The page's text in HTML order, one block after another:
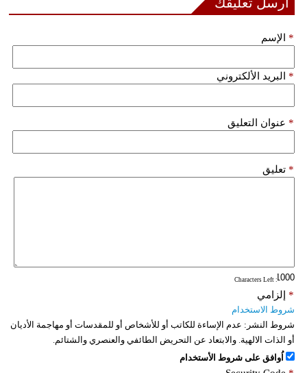
فيديو
الإسم *
البريد الألكتروني *
عنوان التعليق *
تعليق *
: Characters Left
إلزامي *
شروط الاستخدام
شروط النشر: عدم الإساءة للكاتب أو للأشخاص أو للمقدسات أو مهاجمة الأديان
أو الذات الالهية. والابتعاد عن التحريض الطائفي والعنصري والشتائم.
اُوافق على شروط الأستخدام